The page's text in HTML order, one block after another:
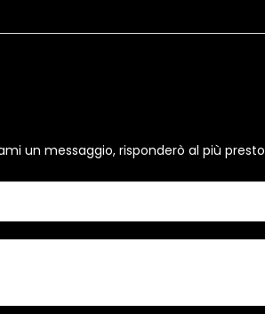
un messaggio, risponderò al più presto